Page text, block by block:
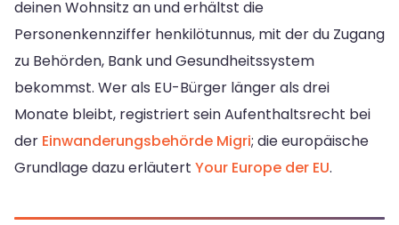
deinen Wohnsitz an und erhältst die
Personenkennziffer henkilötunnus, mit der du Zugang
zu Behörden, Bank und Gesundheitssystem
bekommst. Wer als EU-Bürger länger als drei
Monate bleibt, registriert sein Aufenthaltsrecht bei
der Einwanderungsbehörde Migri; die europäische
Grundlage dazu erläutert Your Europe der EU.